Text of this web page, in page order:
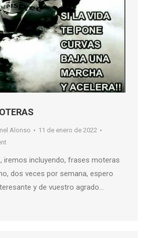
Alonso
11 de enero de 2022
iremos incluyendo, frases moteras
dos veces por semana, espero
y de vuestro agrado…